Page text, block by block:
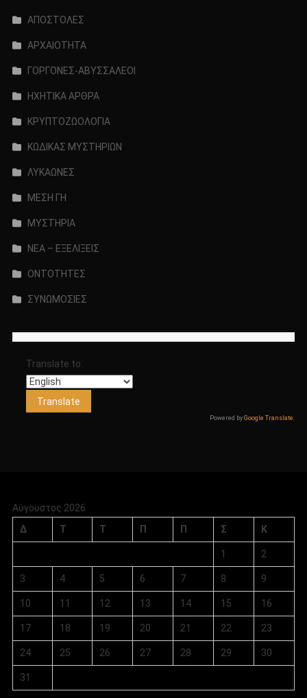
ΑΠΟΣΤΟΛΕΣ
ΑΡΧΑΙΟΤΗΤΑ
ΓΟΡΓΟΝΕΣ-ΑΒΥΣΣΑΛΕΟΙ
ΗΧΗΤΙΚΑ ΑΡΘΡΑ
ΚΡΥΠΤΟΖΩΟΛΟΓΙΑ
ΚΩΔΙΚΑΣ ΜΥΣΤΗΡΙΩΝ
ΛΥΚΑΩΝΕΣ
ΜΕΣΗ ΓΗ
ΜΥΣΤΗΡΙΑ
ΝΕΑ – ΕΞΕΛΙΞΕΙΣ
ΟΝΤΟΤΗΤΕΣ
ΣΥΝΩΜΟΣΙΕΣ
Translate to:
Powered byGoogle Translate .
Αύγουστος 2026
Δ
Τ Τ Π Π Σ Κ
1 2
3 4 5 6 7 8 9
10 11 12 13 14 15 16
17 18 19 20 21 22 23
24 25 26 27 28 29 30
31